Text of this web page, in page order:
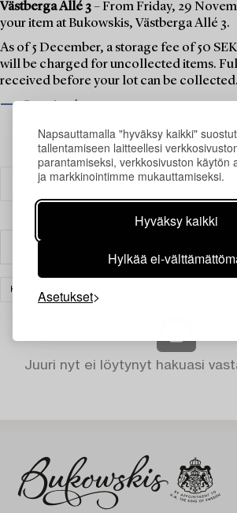
Napsauttamalla "hyväksy kaikki"
tallentamiseen laitteellesi
parantamiseksi, verkkosivuston käytön
ja markkinointimme mukauttamiseksi.
Hyväksy kaikki
Hylkää ei-
Asetukset
Västberga Allé 3– From Friday, 29
your item at Bukowskis, Västberga Allé 3.
As of 5 December, a storage fee of 50
will be charged for uncollected items.
received before your lot can be collected.
⟶ Opening hours
KORUT
Juuri nyt ei löytynyt hakuasi